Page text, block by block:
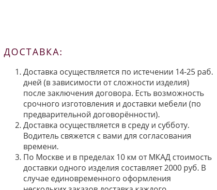
ДОСТАВКА:
Доставка осуществляется по истечении 14-25 раб.
дней (в зависимости от сложности изделия)
после заключения договора. Есть возможность
срочного изготовления и доставки мебели (по
предварительной договорённости).
Доставка осуществляется в среду и субботу.
Водитель свяжется с вами для согласования
времени.
По Москве и в пределах 10 км от МКАД стоимость
доставки одного изделия составляет 2000 руб. В
случае единовременного оформления